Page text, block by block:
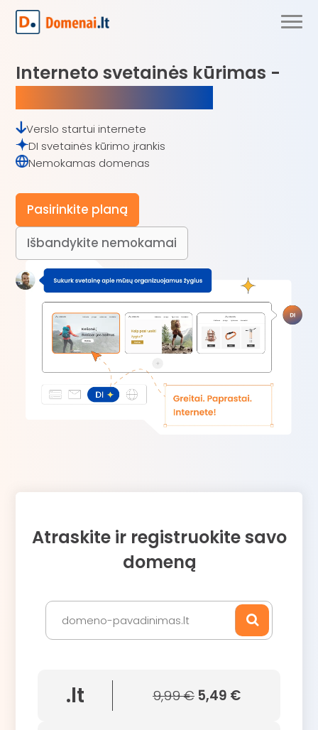
Interneto svetainės kūrimas -
Verslo startui internete
DI svetainės kūrimo įrankis
Nemokamas domenas
Pasirinkite planą
Išbandykite nemokamai
Atraskite ir registruokite savo
domeną
.lt 9,99 € 5,49 €